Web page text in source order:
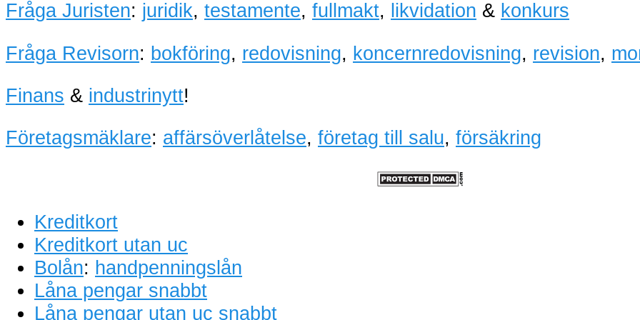
Fråga Juristen: juridik, testamente, fullmakt, likvidation & konkurs
Fråga Revisorn: bokföring, redovisning, koncernredovisning, revision,
Finans & industrinytt!
Företagsmäklare: affärsöverlåtelse, företag till salu, försäkring
Kreditkort
Kreditkort utan uc
Bolån: handpenningslån
Låna pengar snabbt
Låna pengar utan uc snabbt